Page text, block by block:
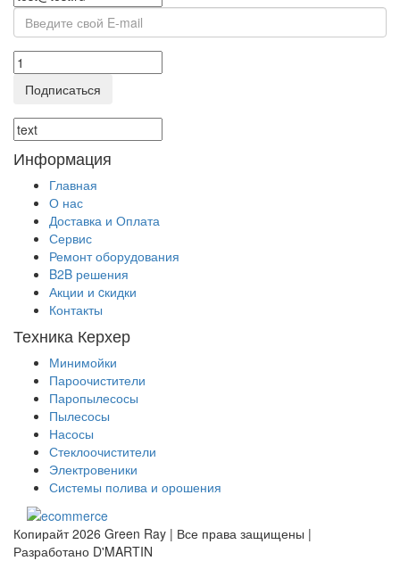
Подписаться
Информация
Главная
О нас
Доставка и Оплата
Сервис
Ремонт оборудования
B2B решения
Акции и cкидки
Контакты
Техника Керхер
Минимойки
Пароочистители
Паропылесосы
Пылесосы
Насосы
Стеклоочистители
Электровеники
Системы полива и орошения
Копирайт 2026 Green Ray | Все права защищены |
Разработано D'MARTIN